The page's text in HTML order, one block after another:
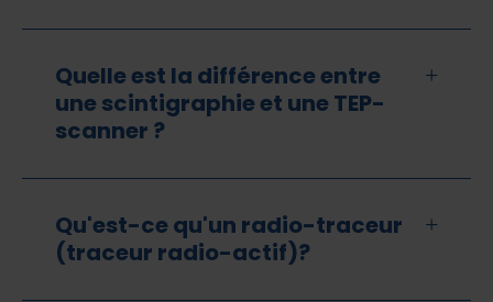
Quelle est la différence entre
une scintigraphie et une TEP-
scanner ?
Qu'est-ce qu'un radio-traceur
(traceur radio-actif)?